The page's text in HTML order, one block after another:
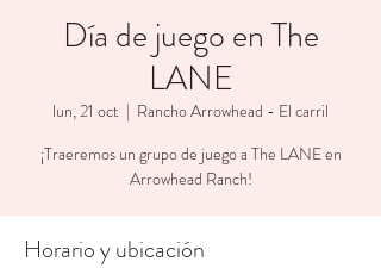
Día de juego en The
LANE
lun, 21 oct
  |
Rancho Arrowhead - El carril
¡Traeremos un grupo de juego a The LANE en
Arrowhead Ranch!
Horario y ubicación